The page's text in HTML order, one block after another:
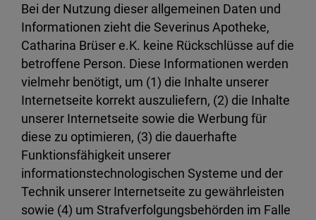
Bei der Nutzung dieser allgemeinen Daten und
Informationen zieht die Severinus Apotheke,
Catharina Brüser e.K. keine Rückschlüsse auf die
betroffene Person. Diese Informationen werden
vielmehr benötigt, um (1) die Inhalte unserer
Internetseite korrekt auszuliefern, (2) die Inhalte
unserer Internetseite sowie die Werbung für
diese zu optimieren, (3) die dauerhafte
Funktionsfähigkeit unserer
informationstechnologischen Systeme und der
Technik unserer Internetseite zu gewährleisten
sowie (4) um Strafverfolgungsbehörden im Falle